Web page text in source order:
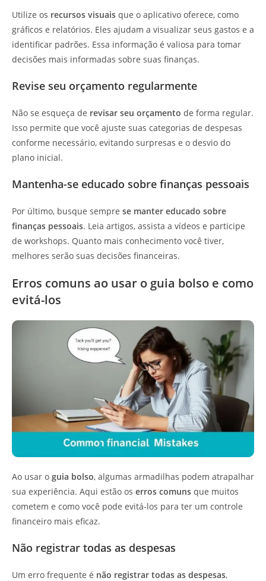
Utilize os recursos visuais que o aplicativo oferece, como
gráficos e relatórios. Eles ajudam a visualizar seus gastos e a
identificar padrões. Essa informação é valiosa para tomar
decisões mais informadas sobre suas finanças.
Revise seu orçamento regularmente
Não se esqueça de revisar seu orçamento de forma regular.
Isso permite que você ajuste suas categorias de despesas
conforme necessário, evitando surpresas e o desvio do
plano inicial.
Mantenha-se educado sobre finanças pessoais
Por último, busque sempre se manter educado sobre
finanças pessoais. Leia artigos, assista a vídeos e participe
de workshops. Quanto mais conhecimento você tiver,
melhores serão suas decisões financeiras.
Erros comuns ao usar o guia bolso e como
evitá-los
Ao usar o guia bolso, algumas armadilhas podem atrapalhar
sua experiência. Aqui estão os erros comuns que muitos
cometem e como você pode evitá-los para ter um controle
financeiro mais eficaz.
Não registrar todas as despesas
Um erro frequente é não registrar todas as despesas,